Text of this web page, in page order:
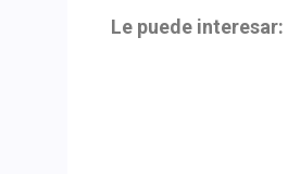
Le puede interesar: